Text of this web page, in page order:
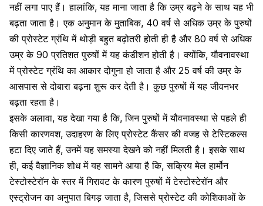
नहीं लगा पाए हैं। हालांकि, यह माना जाता है कि उम्र बढ़ने के साथ यह भी
बढ़ता जाता है। एक अनुमान के मुताबिक, 40 वर्ष से अधिक उम्र के पुरुषों
की प्रोस्टेट ग्रंथि में थोड़ी बहुत बढ़ोतरी होती ही है और 80 वर्ष से अधिक
उम्र के 90 प्रतिशत पुरुषों में यह कंडीशन होती है। क्योंकि, यौवनावस्था
में प्रोस्टेट ग्रंथि का आकार दोगुना हो जाता है और 25 वर्ष की उम्र के
आसपास से दोबारा बढ़ना शुरू कर देती है। कुछ पुरुषों में यह जीवनभर
बढ़ता रहता है।
इसके अलावा, यह देखा गया है कि, जिन पुरुषों में यौवनावस्था से पहले ही
किसी कारणवश, उदाहरण के लिए प्रोस्टेट कैंसर की वजह से टेस्टिकल्स
हटा दिए जाते हैं, उनमें यह समस्या देखने को नहीं मिलती है। इसके साथ
ही, कई वैज्ञानिक शोध में यह सामने आया है कि, सक्रियमेल हार्मोन
टेस्टोस्टेरॉन के स्तरमें गिरावट के कारण पुरुषों में टेस्टोस्टेरॉन और
एस्ट्रोजन का अनुपात बिगड़ जाता है, जिससे प्रोस्टेट की कोशिकाओं के